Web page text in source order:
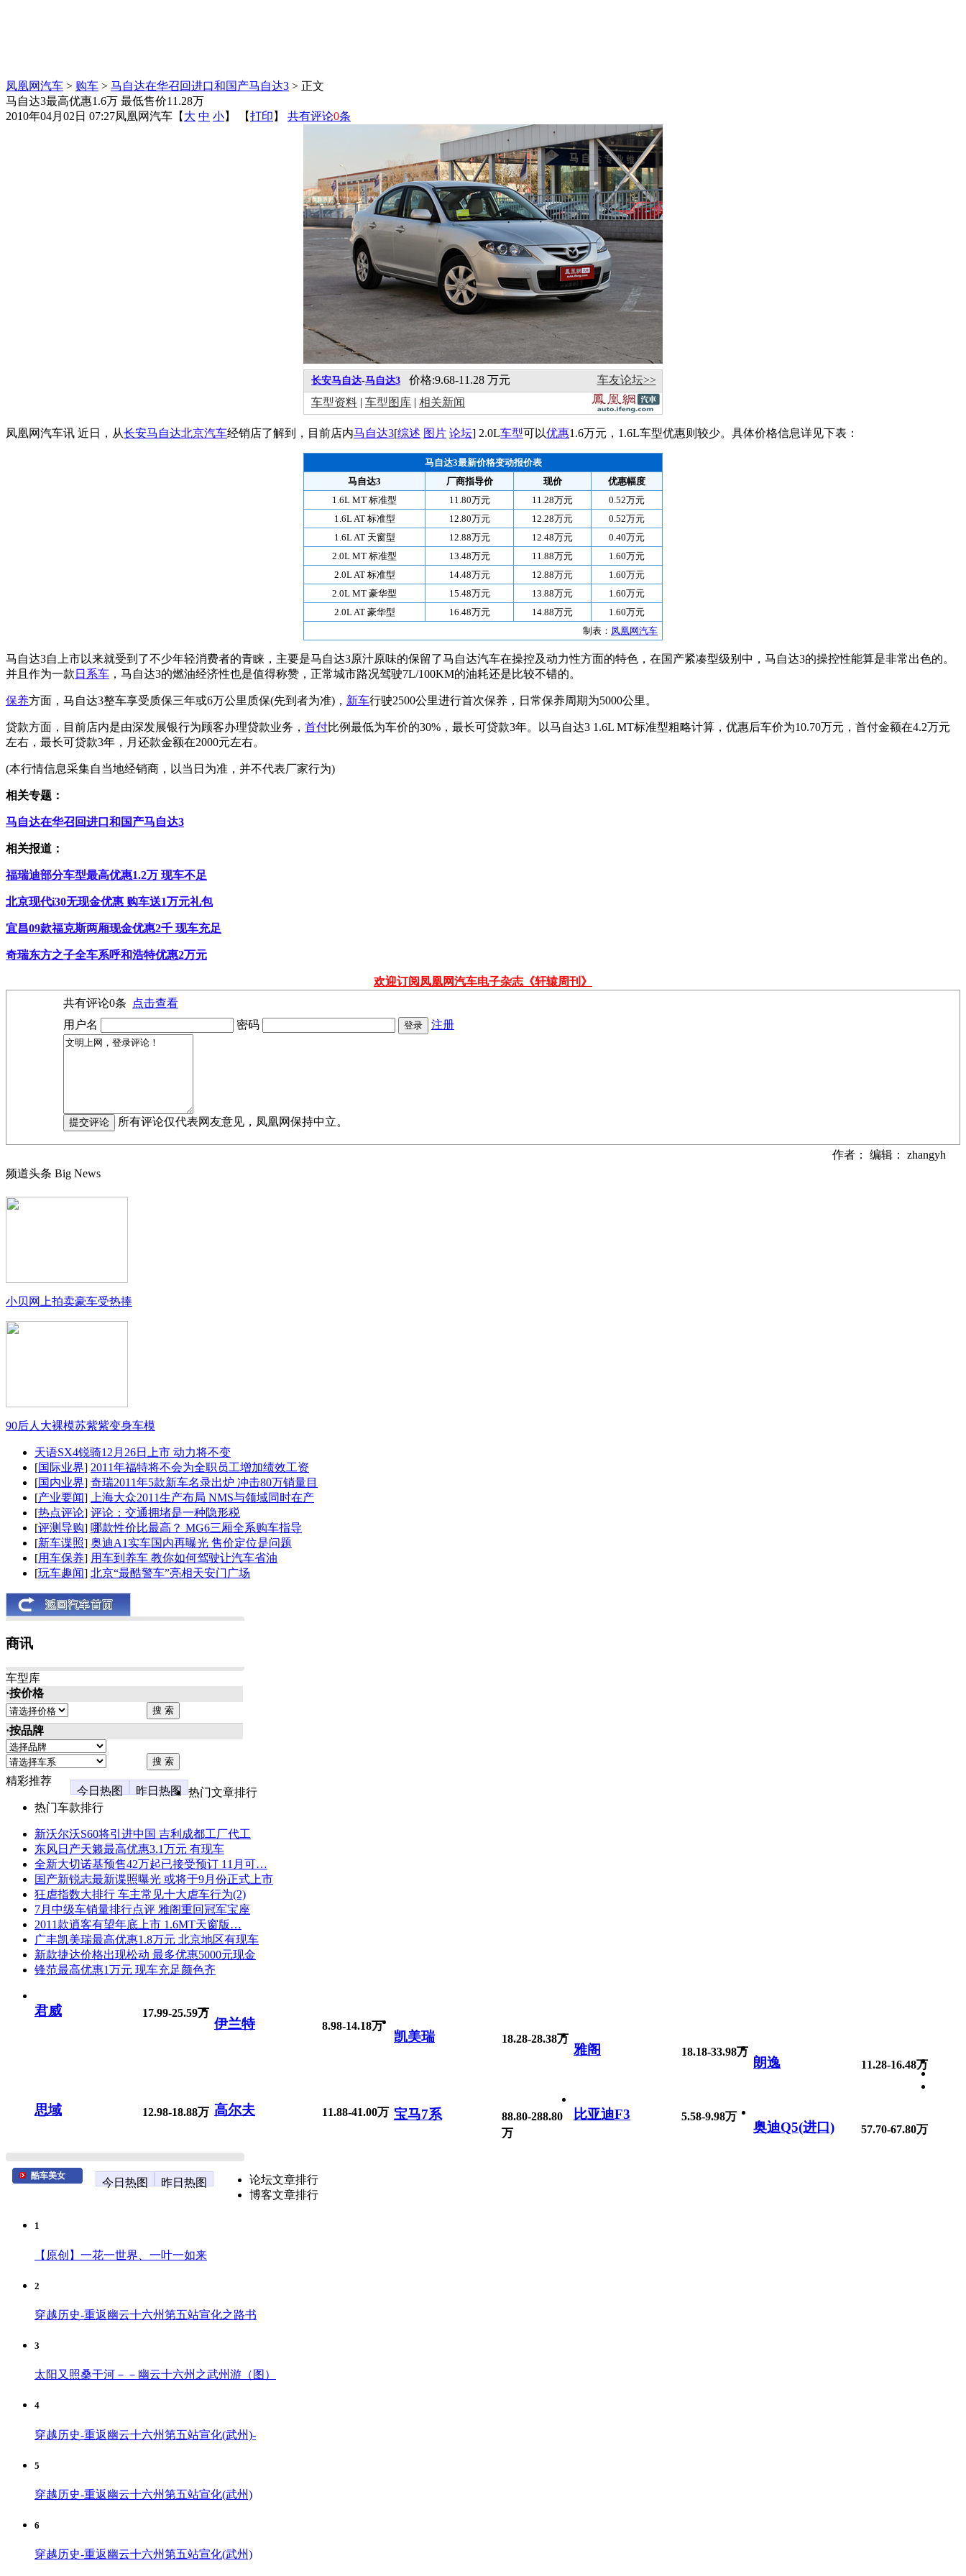
凤凰网汽车 > 购车 > 马自达在华召回进口和国产马自达3 > 正文
马自达3最高优惠1.6万 最低售价11.28万
2010年04月02日 07:27凤凰网汽车 【 大 中 小】 【打印 】 共有评论0条
长安马自达-马自达3 价格:9.68-11.28 万元
车友论坛>>
车型资料 | 车型图库 | 相关新闻
凤凰网汽车讯 近日，从长安马自达北京汽车经销店了解到，目前店内马自达3[综述 图片 论坛] 2.0L车型可以优惠1.6万元，1.6L车型优惠则较少。具体价格信息详见下表：
马自达3最新价格变动报价表
马自达3
厂商指导价 现价
优惠幅度
1.6L MT 标准型
11.80万元 11.28万元
0.52万元
1.6L AT 标准型
12.80万元 12.28万元
0.52万元
1.6L AT 天窗型
12.88万元 12.48万元
0.40万元
2.0L MT 标准型
13.48万元 11.88万元
1.60万元
2.0L AT 标准型
14.48万元 12.88万元
1.60万元
2.0L MT 豪华型
15.48万元 13.88万元
1.60万元
2.0L AT 豪华型
16.48万元 14.88万元
1.60万元
制表： 凤凰网汽车
马自达3自上市以来就受到了不少年轻消费者的青睐，主要是马自达3原汁原味的保留了马自达汽车在操控及动力性方面的特色，在国产紧凑型级别中，马自达3的操控性能算是非常出色的。
并且作为一款 日系车 ，马自达3的燃油经济性也是值得称赞，正常城市路况驾驶7L/100KM的油耗还是比较不错的。
保养方面，马自达3整车享受质保三年或6万公里质保(先到者为准)， 新车行驶2500公里进行首次保养，日常保养周期为5000公里。
贷款方面，目前店内是由深发展银行为顾客办理贷款业务， 首付比例最低为车价的30%，最长可贷款3年。以马自达3 1.6L MT标准型粗略计算，优惠后车价为10.70万元，首付金额在4.2万元
左右，最长可贷款3年，月还款金额在2000元左右。
(本行情信息采集自当地经销商，以当日为准，并不代表厂家行为)
相关专题：
马自达在华召回进口和国产马自达3
相关报道：
福瑞迪部分车型最高优惠1.2万 现车不足
北京现代i30无现金优惠 购车送1万元礼包
宜昌09款福克斯两厢现金优惠2千 现车充足
奇瑞东方之子全车系呼和浩特优惠2万元
欢迎订阅凤凰网汽车电子杂志《轩辕周刊》
共有评论0条
点击查看
用户名
密码 注册
所有评论仅代表网友意见，凤凰网保持中立。
作者： 编辑： zhangyh
频道头条 Big News
小贝网上拍卖豪车受热捧
90后人大裸模苏紫紫变身车模
天语SX4锐骑12月26日上市 动力将不变
[国际业界] 2011年福特将不会为全职员工增加绩效工资
[国内业界] 奇瑞2011年5款新车名录出炉 冲击80万销量目
[产业要闻]
上海大众2011生产布局 NMS与领域同时在产
[热点评论] 评论：交通拥堵是一种隐形税
[评测导购] 哪款性价比最高？ MG6三厢全系购车指导
[新车谍照] 奥迪A1实车国内再曝光 售价定位是问题
[用车保养] 用车到养车 教你如何驾驶让汽车省油
[玩车趣闻] 北京“最酷警车”亮相天安门广场
商讯
车型库
·按价格
·按品牌
精彩推荐
今日热图
昨日热图
热门文章排行
热门车款排行
新沃尔沃S60将引进中国 吉利成都工厂代工
东风日产天籁最高优惠3.1万元 有现车
全新大切诺基预售42万起已接受预订 11月可…
国产新锐志最新谍照曝光 或将于9月份正式上市
狂虐指数大排行 车主常见十大虐车行为(2)
7月中级车销量排行点评 雅阁重回冠军宝座
2011款逍客有望年底上市 1.6MT天窗版…
广丰凯美瑞最高优惠1.8万元 北京地区有现车
新款捷达价格出现松动 最多优惠5000元现金
锋范最高优惠1万元 现车充足颜色齐
君威 17.99-25.59万
伊兰特 8.98-14.18万
凯美瑞 18.28-28.38万
雅阁 18.18-33.98万
朗逸 11.28-16.48万
思域 12.98-18.88万 高尔夫 11.88-41.00万 宝马7系
88.80-288.80
万
比亚迪F3 5.58-9.98万
奥迪Q5(进口) 57.70-67.80万
酷车美女
今日热图 昨日热图
论坛文章排行
博客文章排行
1
【原创】一花一世界、一叶一如来
2
穿越历史-重返幽云十六州第五站宣化之路书
3
太阳又照桑干河－－幽云十六州之武州游（图）
4
穿越历史-重返幽云十六州第五站宣化(武州)-
5
穿越历史-重返幽云十六州第五站宣化(武州)
6
穿越历史-重返幽云十六州第五站宣化(武州)